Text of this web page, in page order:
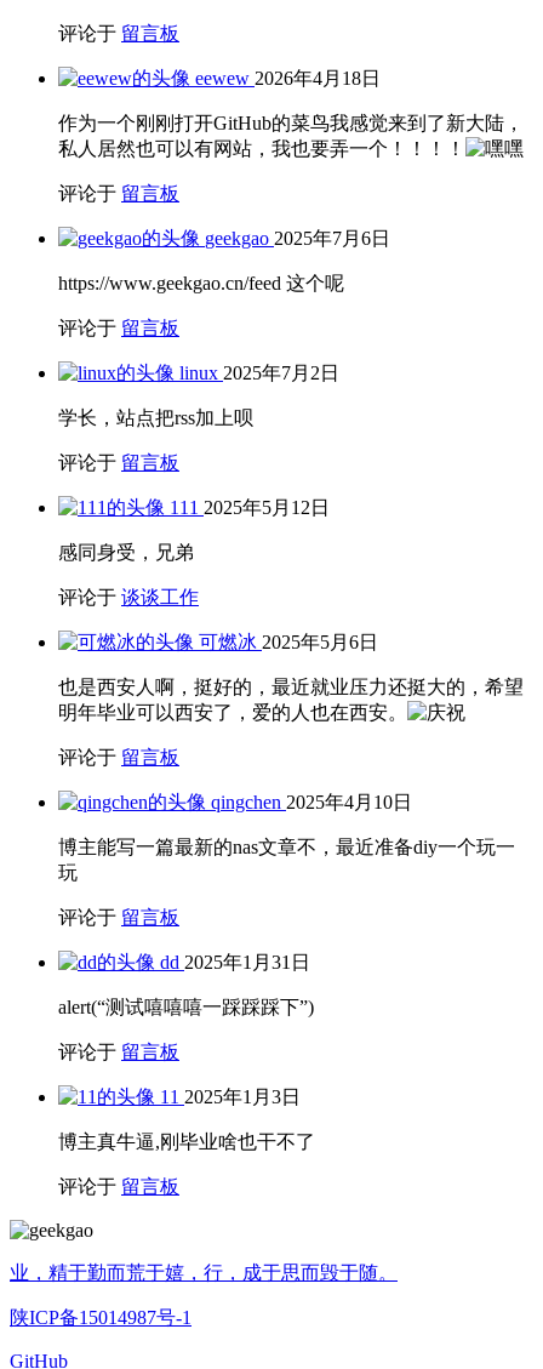
评论于 留言板
eewew 2026年4月18日
作为一个刚刚打开GitHub的菜鸟我感觉来到了新大陆，
私人居然也可以有网站，我也要弄一个！！！！
评论于 留言板
geekgao 2025年7月6日
https://www.geekgao.cn/feed 这个呢
评论于 留言板
linux 2025年7月2日
学长，站点把rss加上呗
评论于 留言板
111 2025年5月12日
感同身受，兄弟
评论于 谈谈工作
可燃冰 2025年5月6日
也是西安人啊，挺好的，最近就业压力还挺大的，希望
明年毕业可以西安了，爱的人也在西安。
评论于 留言板
qingchen 2025年4月10日
博主能写一篇最新的nas文章不，最近准备diy一个玩一
玩
评论于 留言板
dd 2025年1月31日
alert(“测试嘻嘻嘻一踩踩踩下”)
评论于 留言板
11 2025年1月3日
博主真牛逼,刚毕业啥也干不了
评论于 留言板
业，精于勤而荒于嬉，行，成于思而毁于随。
陕ICP备15014987号-1
GitHub